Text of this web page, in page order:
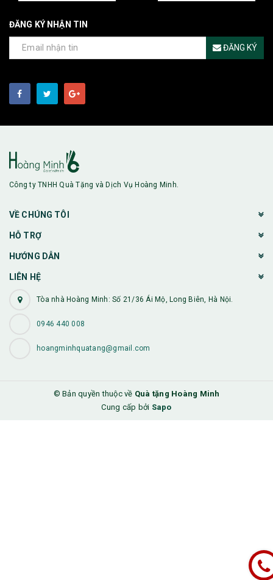
ĐĂNG KÝ NHẬN TIN
ĐĂNG KÝ
Công ty TNHH Quà Tặng và Dịch Vụ Hoàng Minh.
VỀ CHÚNG TÔI
HỖ TRỢ
HƯỚNG DẪN
LIÊN HỆ
Tòa nhà Hoàng Minh: Số 21/36 Ái Mộ, Long Biên, Hà Nội.
0946 440 008
hoangminhquatang@gmail.com
© Bản quyền thuộc về Quà tặng Hoàng Minh
Cung cấp bởi Sapo